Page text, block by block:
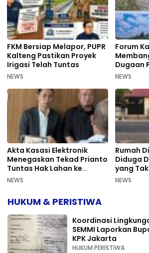
FKM Bersiap Melapor, PUPR
Kalteng Pastikan Proyek
Irigasi Telah Tuntas
NEWS
Forum
Dugaan
NEWS
Akta Kasasi Elektronik
Menegaskan Tekad Prianto
Tuntas Hak Lahan ke
Mahkamah Agung
NEWS
Rumah
Diduga
yang
NEWS
HUKUM & PERISTIWA
Koordinasi
SEMMI Laporkan
KPK Jakarta
HUKUM PERISTIWA